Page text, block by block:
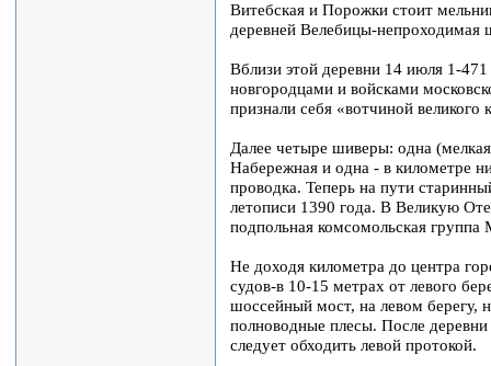
Витебская и Порожки стоит
деревней Велебицы-непроходимая
Вблизи этой деревни 14 июля 1-
новгородцами и войсками
признали себя «вотчиной великого
Далее четыре шиверы: одна
Набережная и одна - в километре
проводка. Теперь на пути
летописи 1390 года. В Великую
подпольная комсомольская
Не доходя километра до центра
судов-в 10-15 метpax от левого
шоссейный мост, на левом берегу,
полноводные плесы. После
следует обходить левой протокой.